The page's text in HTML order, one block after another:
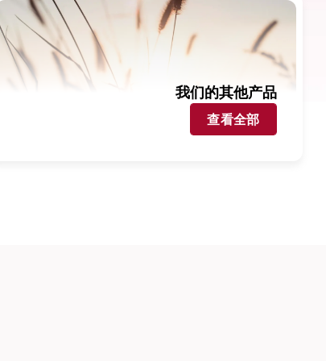
我们的其他产品
查看全部